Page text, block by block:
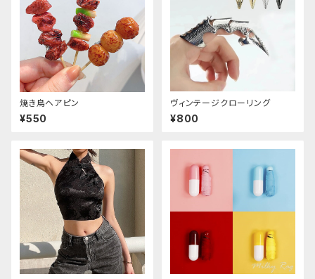
焼き鳥ヘアピン
¥550
ヴィンテージクローリング
¥800